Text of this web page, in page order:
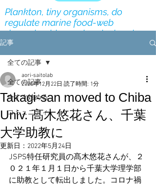
Plankton, tiny organisms, do
regulate marine food-web
dynamics, biogeochemical cycles
and ecosystem services our society
depends on
記事
全ての記事
今すぐ始める
コミュニティ
全ての記事
Takagi-san moved to Chiba
Univ. 髙木悠花さん、千葉
大学助教に
aori-saitolab
2020年12月22日 読了時間: 1分
更新日： 2022年5月24日
JSPS特任研究員の髙木悠花さんが、２
０２１年１月１日から千葉大学理学部
に助教として転出しました。コロナ禍